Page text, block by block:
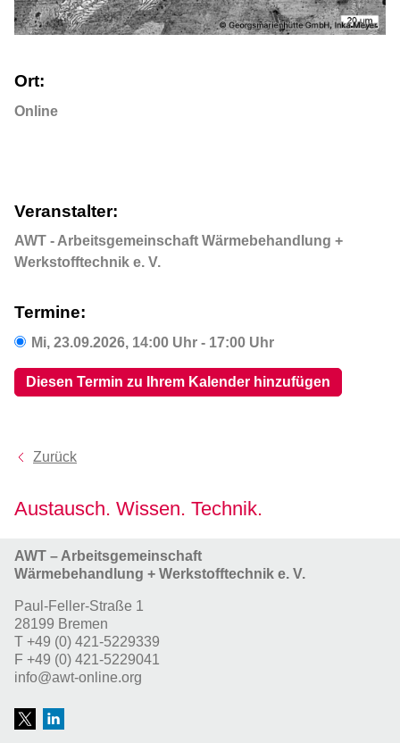
Ort:
Online
Veranstalter:
AWT - Arbeitsgemeinschaft Wärmebehandlung +
Werkstofftechnik e. V.
Termine:
Mi,23.09.2026, 14:00 Uhr - 17:00 Uhr
Diesen Termin zu Ihrem Kalender hinzufügen
Zurück
Austausch. Wissen. Technik.
AWT – Arbeitsgemeinschaft
Wärmebehandlung + Werkstofftechnik e. V.
Paul-Feller-Straße 1
28199 Bremen
T +49 (0) 421-5229339
F +49 (0) 421-5229041
info@awt-online.org